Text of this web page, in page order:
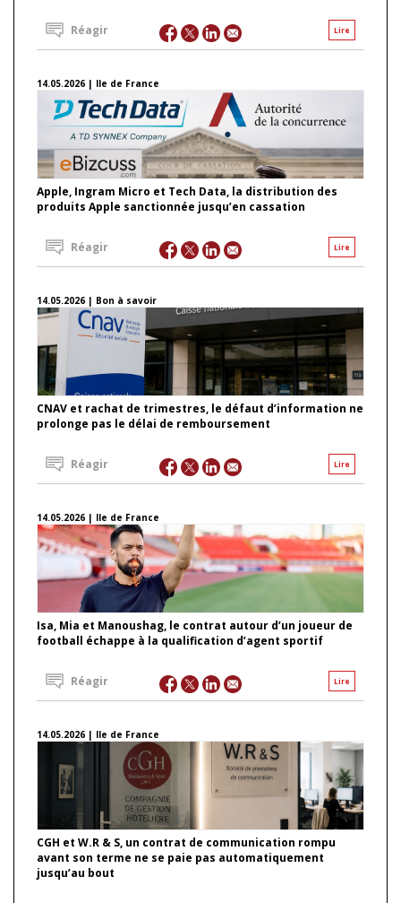
Lire
Réagir
14.05.2026 | Ile de France
Apple, Ingram Micro et Tech Data, la distribution des
produits Apple sanctionnée jusqu’en cassation
Lire
Réagir
14.05.2026 | Bon à savoir
CNAV et rachat de trimestres, le défaut d’information ne
prolonge pas le délai de remboursement
Lire
Réagir
14.05.2026 | Ile de France
Isa, Mia et Manoushag, le contrat autour d’un joueur de
football échappe à la qualification d’agent sportif
Lire
Réagir
14.05.2026 | Ile de France
CGH et W.R & S, un contrat de communication rompu
avant son terme ne se paie pas automatiquement
jusqu’au bout